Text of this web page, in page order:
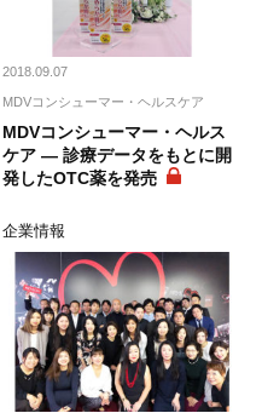
2018.09.07
MDVコンシューマー・ヘルスケア
MDVコンシューマー・ヘルス
ケア ― 診療データをもとに開
発したOTC薬を発売
企業情報